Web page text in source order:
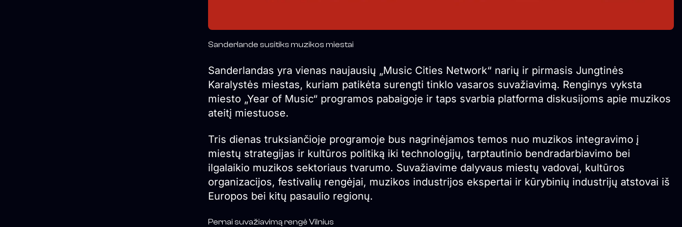
Sanderlande susitiks muzikos miestai
Sanderlandas yra vienas naujausių „Music Cities Network“ narių ir pirmasis Jungtinės
Karalystės miestas, kuriam patikėta surengti tinklo vasaros suvažiavimą. Renginys vyksta
miesto „Year of Music“ programos pabaigoje ir taps svarbia platforma diskusijoms apie muzikos
ateitį miestuose.
Tris dienas truksiančioje programoje bus nagrinėjamos temos nuo muzikos integravimo į
miestų strategijas ir kultūros politiką iki technologijų, tarptautinio bendradarbiavimo bei
ilgalaikio muzikos sektoriaus tvarumo. Suvažiavime dalyvaus miestų vadovai, kultūros
organizacijos, festivalių rengėjai, muzikos industrijos ekspertai ir kūrybinių industrijų atstovai iš
Europos bei kitų pasaulio regionų.
Pernai suvažiavimą rengė Vilnius